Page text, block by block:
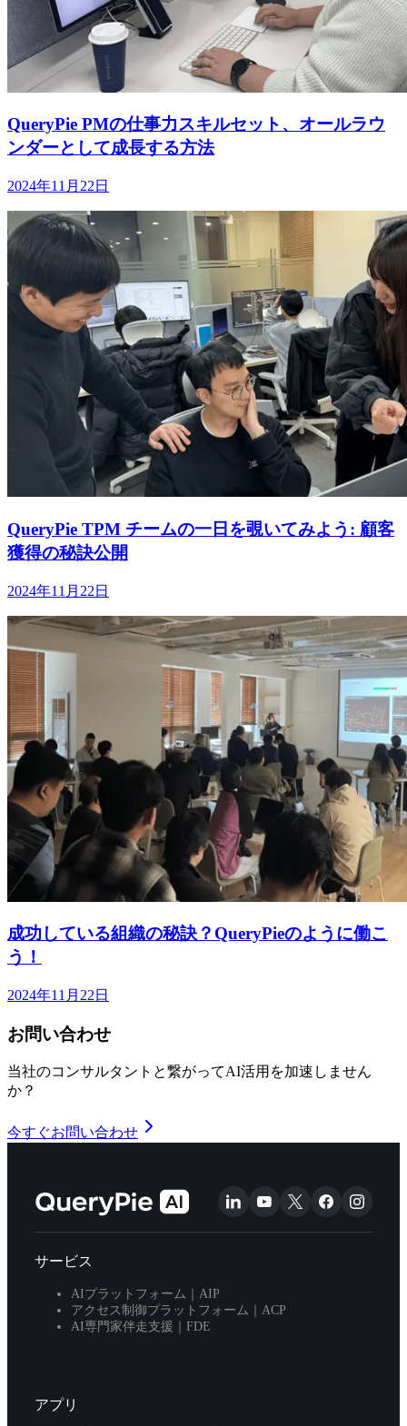
QueryPie PMの仕事力スキルセット、オールラウ
ンダーとして成長する方法
2024年11月22日
QueryPie TPM チームの一日を覗いてみよう: 顧客
獲得の秘訣公開
2024年11月22日
成功している組織の秘訣？QueryPieのように働こ
う！
2024年11月22日
お問い合わせ
当社のコンサルタントと繋がってAI活用を加速しません
か？
今すぐお問い合わせ
サービス
AIプラットフォーム｜AIP
アクセス制御プラットフォーム｜ACP
AI専門家伴走支援｜FDE
アプリ